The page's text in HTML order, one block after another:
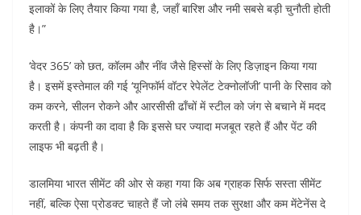
इलाकों के लिए तैयार किया गया है, जहाँ बारिश और नमी सबसे बड़ी चुनौती होती
है।”
‘वेदर 365’ को छत, कॉलम और नींव जैसे हिस्सों के लिए डिज़ाइन किया गया
है। इसमें इस्तेमाल की गई ‘यूनिफॉर्म वॉटर रेपेलेंट टेक्नोलॉजी’ पानी के रिसाव को
कम करने, सीलन रोकने और आरसीसी ढाँचों में स्टील को जंग से बचाने में मदद
करती है। कंपनी का दावा है कि इससे घर ज्यादा मजबूत रहते हैं और पेंट की
लाइफ भी बढ़ती है।
डालमिया भारत सीमेंट की ओर से कहा गया कि अब ग्राहक सिर्फ सस्ता सीमेंट
नहीं, बल्कि ऐसा प्रोडक्ट चाहते हैं जो लंबे समय तक सुरक्षा और कम मेंटेनेंस दे